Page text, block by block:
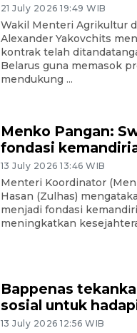
21 July 2026 19:49 WIB
Wakil Menteri Agrikultur
Alexander Yakovchits
kontrak telah
Belarus guna memasok
mendukung ...
Menko Pangan:
fondasi
13 July 2026 13:46 WIB
Menteri Koordinator
Hasan (Zulhas)
menjadi fondasi
meningkatkan
Bappenas
sosial untuk
13 July 2026 12:56 WIB